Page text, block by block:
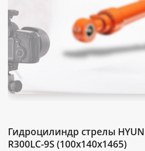
Гидроцилиндр стрелы
R300LC-9S (100x140x1465)